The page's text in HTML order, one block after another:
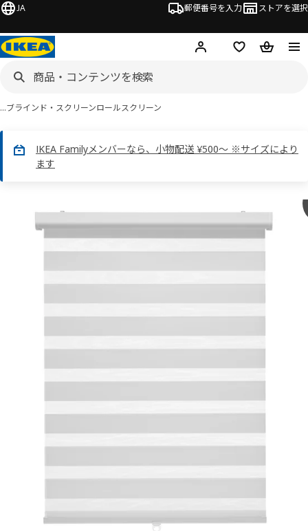
JA 郵便番号を入力 ストアを選択
ログイン・新規入会
欲しいものリスト
カート
…ブラインド・スクリーンロールスクリーン
IKEA Familyメンバーなら、小物配送 ¥500～ ※サイズにより
ます
タンドルンドフリィ画像